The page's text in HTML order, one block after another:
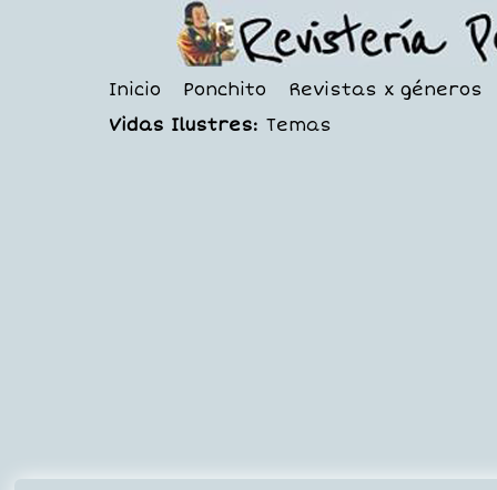
Inicio Ponchito
Revistas x géneros
Vidas Ilustres: Temas